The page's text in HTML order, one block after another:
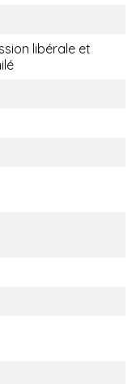
libérale et